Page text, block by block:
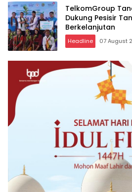
TelkomGroup
Dukung Pesisir
Berkelanjutan
Headline 07 August